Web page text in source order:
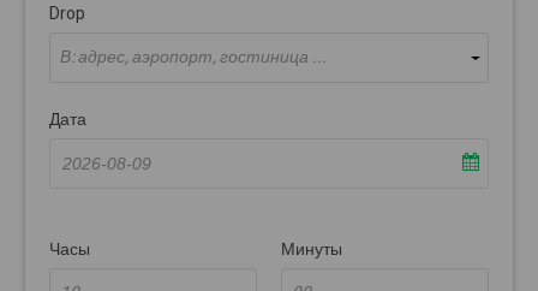
Drop
В: адрес, аэропорт, гостиница ...
Дата
Часы
Минуты